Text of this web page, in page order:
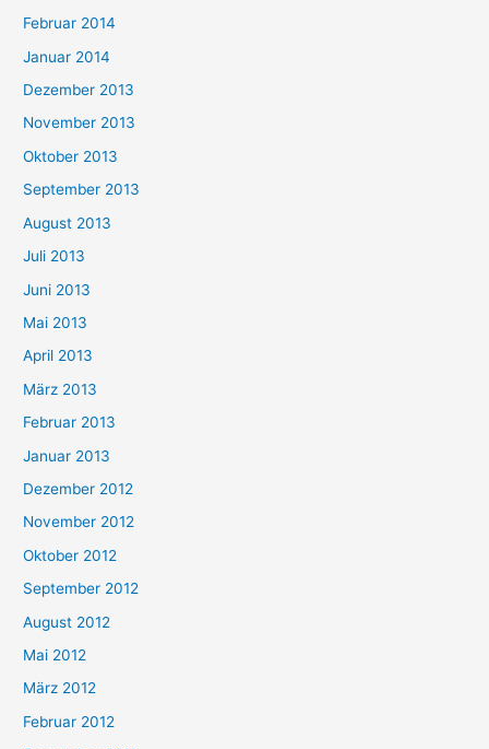
Februar 2014
Januar 2014
Dezember 2013
November 2013
Oktober 2013
September 2013
August 2013
Juli 2013
Juni 2013
Mai 2013
April 2013
März 2013
Februar 2013
Januar 2013
Dezember 2012
November 2012
Oktober 2012
September 2012
August 2012
Mai 2012
März 2012
Februar 2012